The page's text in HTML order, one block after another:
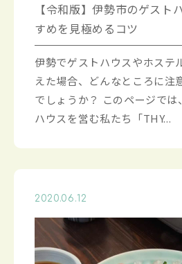
【令和版】伊勢市のゲスト
すめを見極めるコツ
伊勢でゲストハウスやホステ
えた場合、どんなところに注
でしょうか？ このページでは
ハウスを営む私たち「THY...
2020.06.12